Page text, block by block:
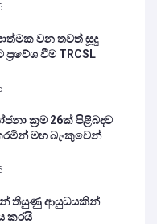
වන තවත් සූදු
වීම TRCSL
ක්‍රම 26ක් පිළිබඳව
මහ බැංකුවෙන්
තියුණු ආයුධයකින්
කරයි